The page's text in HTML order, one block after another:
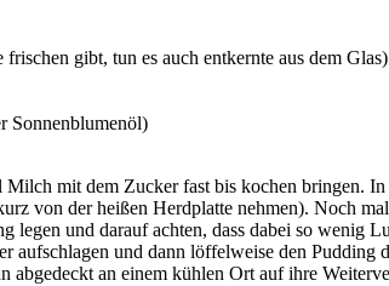
gibt, tun es auch entkernte aus dem Glas)
Sonnenblumenöl)
mit dem Zucker fast bis kochen bringen.
von der heißen Herdplatte nehmen). Noch
legen und darauf achten, dass dabei so
aufschlagen und dann löffelweise den Pudding
abgedeckt an einem kühlen Ort auf ihre